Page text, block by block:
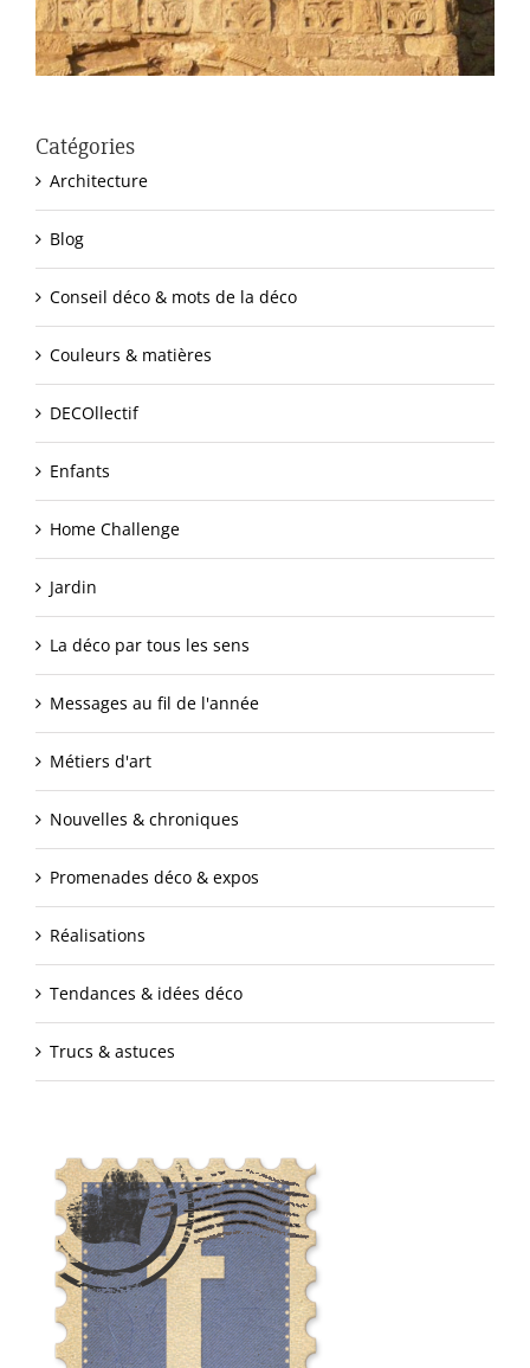
Catégories
Architecture
Blog
Conseil déco & mots de la déco
Couleurs & matières
DECOllectif
Enfants
Home Challenge
Jardin
La déco par tous les sens
Messages au fil de l'année
Métiers d'art
Nouvelles & chroniques
Promenades déco & expos
Réalisations
Tendances & idées déco
Trucs & astuces